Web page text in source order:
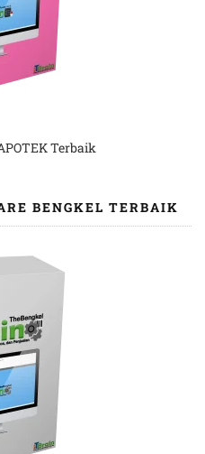
Terbaik
BENGKEL TERBAIK